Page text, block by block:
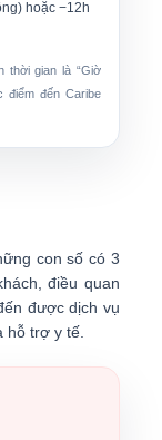
hoặc −12h
thời gian là “Giờ
điểm đến Caribe
con số có 3
điều quan
được dịch vụ
hỗ trợ y tế.